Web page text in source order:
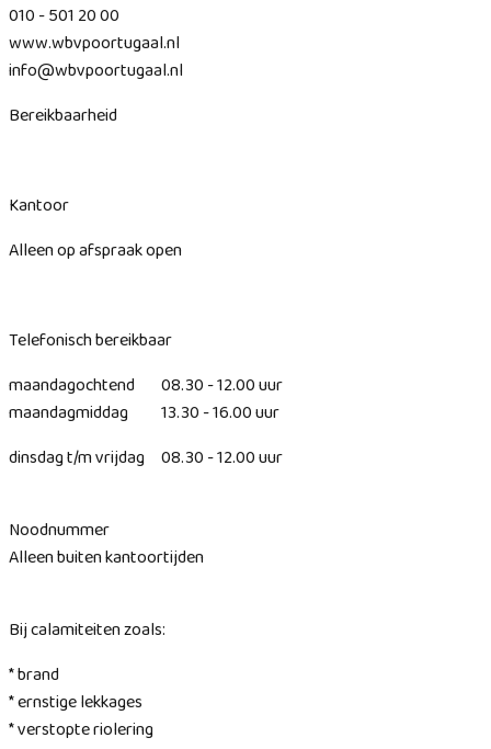
010 - 501 20 00
www.wbvpoortugaal.nl
info@wbvpoortugaal.nl
Bereikbaarheid
Kantoor
Alleen op afspraak open
Telefonisch bereikbaar
maandagochtend 08.30 - 12.00 uur
maandagmiddag 13.30 - 16.00 uur
dinsdag t/m vrijdag 08.30 - 12.00 uur
Noodnummer
Alleen buiten kantoortijden
Bij calamiteiten zoals:
* brand
* ernstige lekkages
* verstopte riolering